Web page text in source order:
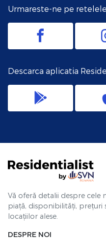
Urmareste-ne pe
Descarca aplicatia
Vă oferă detalii despre
piață, disponibilități,
locațiilor alese.
DESPRE NOI